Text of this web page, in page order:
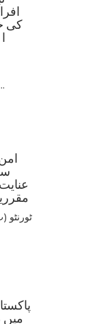
کی
توانائی، رجائیت اور نئے عزم سے بھرے ہوئے...
ٹورنٹو
میں